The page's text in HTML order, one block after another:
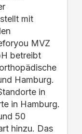
mit
MVZ
betreibt
Hamburg.
in
in Hamburg.
50
hinzu. Das